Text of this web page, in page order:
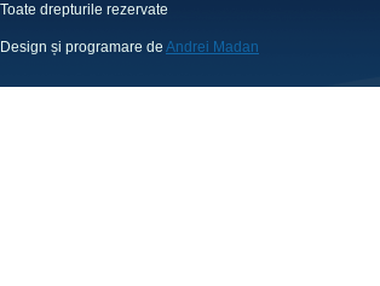
Toate drepturile rezervate
Design și programare de Andrei Madan